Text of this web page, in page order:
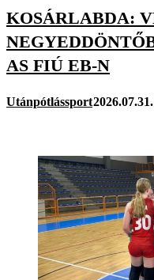
KOSÁRLABDA:
AS FIÚ EB-N
Utánpótlássport